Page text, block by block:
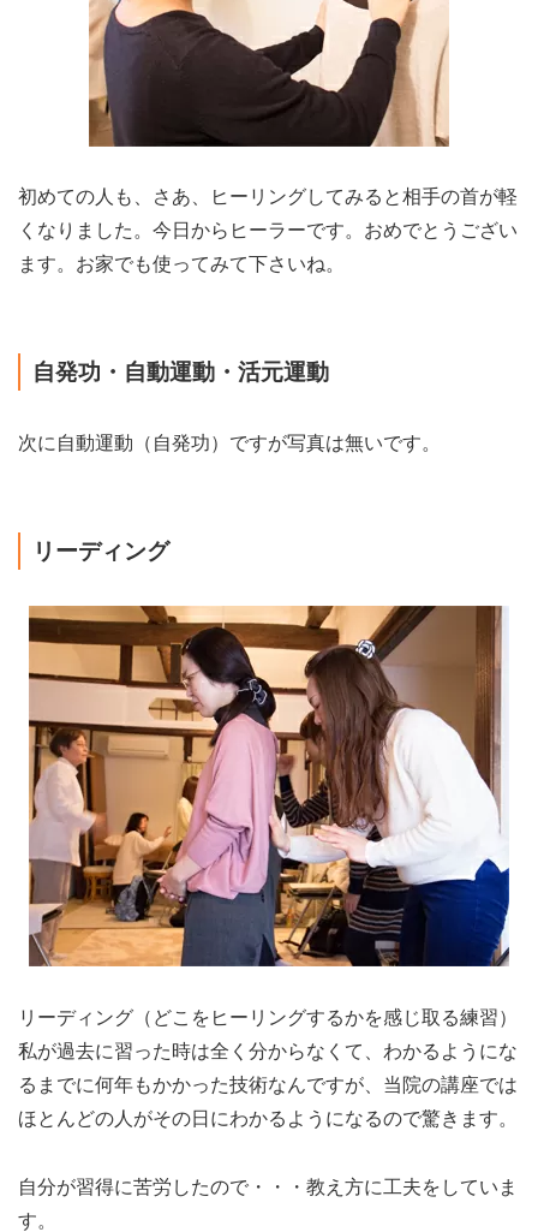
初めての人も、さあ、ヒーリングしてみると相手の首が軽
くなりました。今日からヒーラーです。おめでとうござい
ます。お家でも使ってみて下さいね。
自発功・自動運動・活元運動
次に自動運動（自発功）ですが写真は無いです。
リーディング
リーディング（どこをヒーリングするかを感じ取る練習）
私が過去に習った時は全く分からなくて、わかるようにな
るまでに何年もかかった技術なんですが、当院の講座では
ほとんどの人がその日にわかるようになるので驚きます。
自分が習得に苦労したので・・・教え方に工夫をしていま
す。